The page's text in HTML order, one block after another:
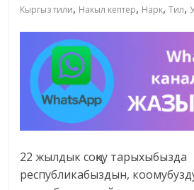
Кыргыз тили, Накыл кептер, Нарк,Тил,
22 жылдык соңку тарыхыбызда
республикабыздын,